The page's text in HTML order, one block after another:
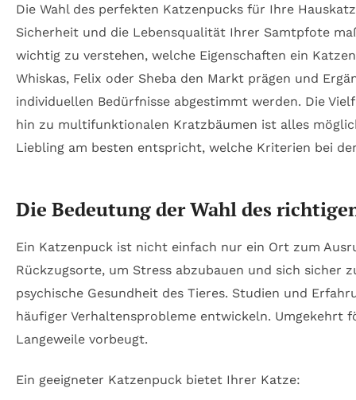
Die Wahl des perfekten Katzenpucks für Ihre
Sicherheit und die Lebensqualität Ihrer Samtpfote
wichtig zu verstehen, welche Eigenschaften ein
Whiskas, Felix oder Sheba den Markt prägen und
individuellen Bedürfnisse abgestimmt werden. Die
hin zu multifunktionalen Kratzbäumen ist alles
Liebling am besten entspricht, welche Kriterien bei
Die Bedeutung der Wahl des
Ein Katzenpuck ist nicht einfach nur ein Ort zum
Rückzugsorte, um Stress abzubauen und sich
psychische Gesundheit des Tieres. Studien und
häufiger Verhaltensprobleme entwickeln. Umgekehrt
Langeweile vorbeugt.
Ein geeigneter Katzenpuck bietet Ihrer Katze: